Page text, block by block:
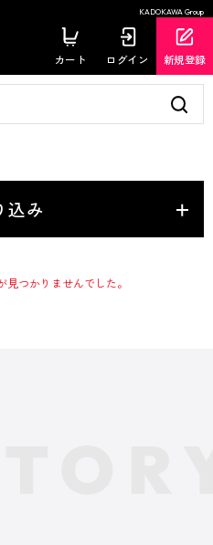
KADOKAWA Group
カート ログイン 新規登録
込み
つかりませんでした。